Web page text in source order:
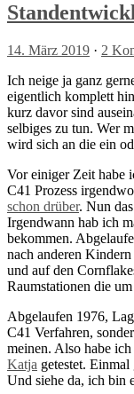
14. März 2019 · 2
Ich neige ja ganz
eigentlich komplett
kurz davor sind
selbiges zu tun. Wer
wird sich an die ein
Vor einiger Zeit habe
C41 Prozess
schon drüber. Nun
Irgendwann hab ich
bekommen.
nach anderen
und auf den
Raumstationen die
Abgelaufen 1976,
C41 Verfahren,
meinen. Also habe
Katja getestet.
Und siehe da, ich bin